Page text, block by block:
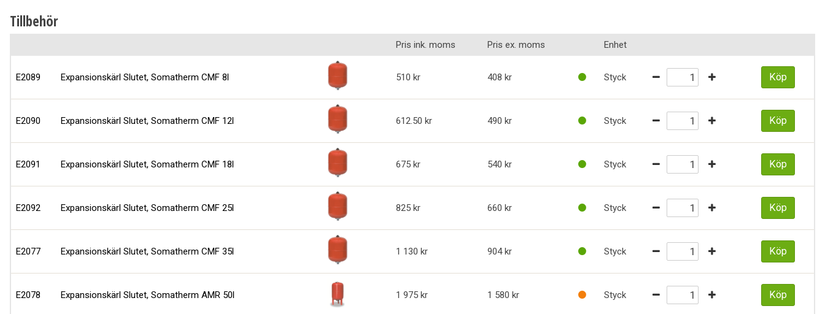
Tillbehör
Pris ink. moms Pris ex. moms Enhet
E2089 Expansionskärl Slutet, Somatherm CMF 8l 510 408 Styck Köp
E2090 Expansionskärl Slutet, Somatherm CMF 12l 612.50 490 Styck Köp
E2091 Expansionskärl Slutet, Somatherm CMF 18l 675 540 Styck Köp
E2092 Expansionskärl Slutet, Somatherm CMF 25l 825 660 Styck Köp
E2077 Expansionskärl Slutet, Somatherm CMF 35l 1 130 904 Styck Köp
E2078 Expansionskärl Slutet, Somatherm AMR 50l 1 975 1 580 Styck Köp